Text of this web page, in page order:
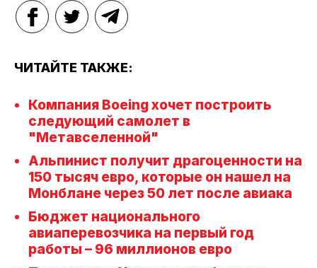
ЧИТАЙТЕ ТАКЖЕ:
Компания Boeing хочет построить
следующий самолет в
"Метавселенной"
Альпинист получит драгоценности на
150 тысяч евро, которые он нашел на
Монблане через 50 лет после авиака
Бюджет национального
авиаперевозчика на первый год
работы – 96 миллионов евро